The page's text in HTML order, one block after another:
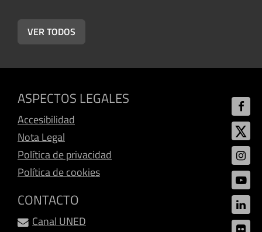
VER TODOS
ASPECTOS LEGALES
Accesibilidad
Nota Legal
Política de privacidad
Política de cookies
CONTACTO
Canal UNED